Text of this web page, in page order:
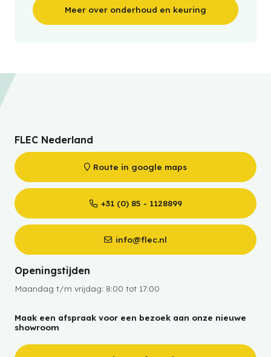
Meer over onderhoud en keuring
FLEC Nederland
Route in google maps
+31 (0) 85 - 1128899
info@flec.nl
Openingstijden
Maandag t/m vrijdag: 8:00 tot 17:00
Maak een afspraak voor een bezoek aan onze nieuwe
showroom